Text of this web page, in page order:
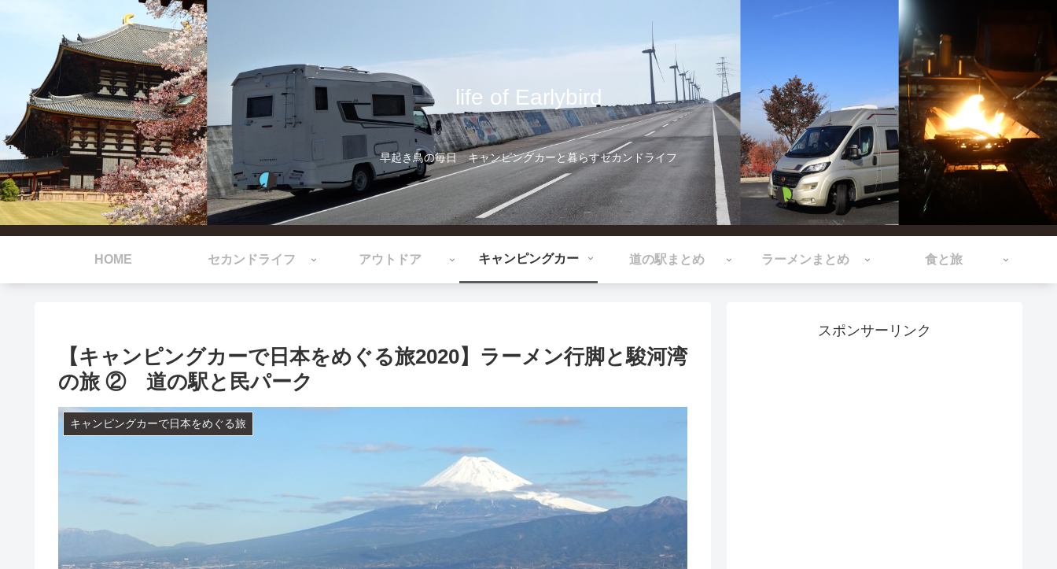
life of Earlybird
早起き鳥の毎日 キャンピングカーと暮らすセカンドライフ
HOME セカンドライフ アウトドア キャンピングカー 道の駅まとめ ラーメンまとめ 食と旅
【キャンピングカーで日本をめぐる旅2020】ラーメン行脚と駿河湾
の旅 ② 道の駅と民パーク
キャンピングカーで日本をめぐる旅
スポンサーリンク